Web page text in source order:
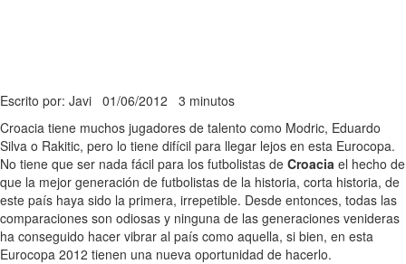
Escrito por: Javi 01/06/2012 3 minutos
Croacia tiene muchos jugadores de talento como Modric, Eduardo
Silva o Rakitic, pero lo tiene difícil para llegar lejos en esta Eurocopa.
No tiene que ser nada fácil para los futbolistas de Croacia el hecho de
que la mejor generación de futbolistas de la historia, corta historia, de
este país haya sido la primera, irrepetible. Desde entonces, todas las
comparaciones son odiosas y ninguna de las generaciones venideras
ha conseguido hacer vibrar al país como aquella, si bien, en esta
Eurocopa 2012 tienen una nueva oportunidad de hacerlo.